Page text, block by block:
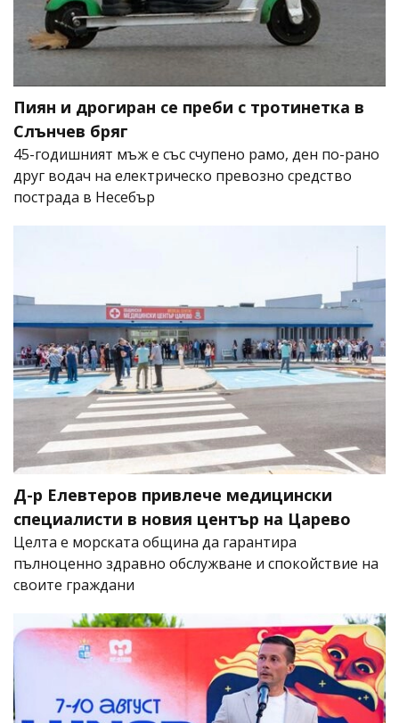
Пиян и дрогиран се преби с тротинетка в
Слънчев бряг
45-годишният мъж е със счупено рамо, ден по-рано
друг водач на електрическо превозно средство
пострада в Несебър
Д-р Елевтеров привлече медицински
специалисти в новия център на Царево
Целта е морската община да гарантира
пълноценно здравно обслужване и спокойствие на
своите граждани